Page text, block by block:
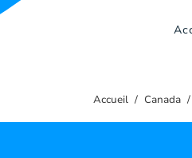
Accueil Canada